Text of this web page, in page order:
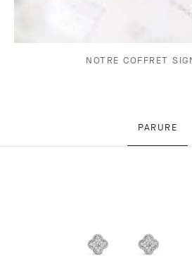
NOTRE COFFRET
PARURE